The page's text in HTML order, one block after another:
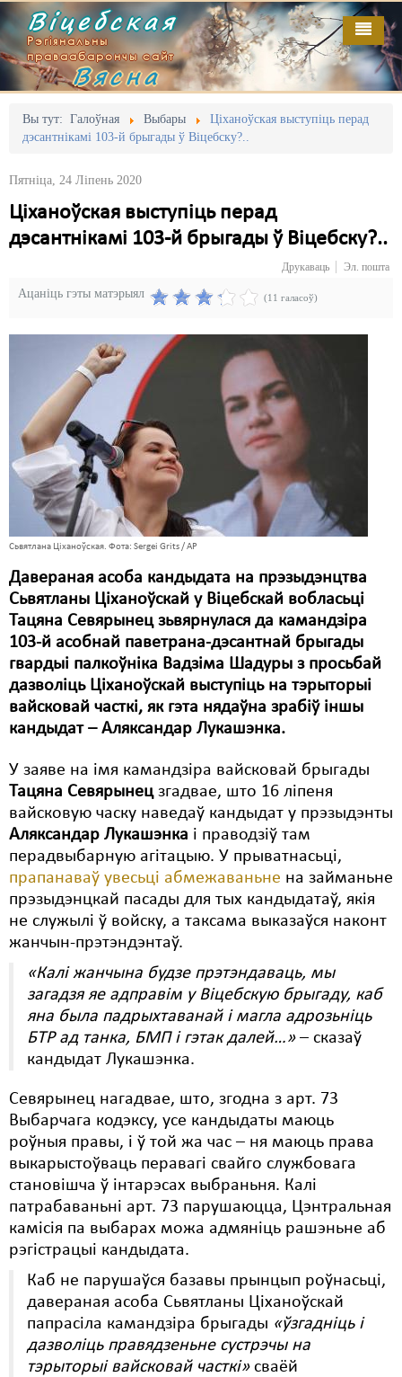
Віцебская
Рэгіянальны
праваабарончы сайт
Вясна
Вы тут: Галоўная Выбары
Ціханоўская выступіць перад
дэсантнікамі 103-й брыгады ў Віцебску?..
Пятніца, 24 Ліпень 2020
Ціханоўская выступіць перад
дэсантнікамі 103-й брыгады ў Віцебску?..
Друкаваць Эл. пошта
Ацаніць гэты матэрыял (11 галасоў)
Сьвятлана Ціханоўская. Фота: Sergei Grits / AP
Давераная асоба кандыдата на прэзыдэнцтва
Сьвятланы Ціханоўскай у Віцебскай вобласьці
Тацяна Севярынец зьвярнулася да камандзіра
103-й асобнай паветрана-дэсантнай брыгады
гвардыі палкоўніка Вадзіма Шадуры з просьбай
дазволіць Ціханоўскай выступіць на тэрыторыі
вайсковай часткі, як гэта нядаўна зрабіў іншы
кандыдат – Аляксандар Лукашэнка.
У заяве на імя камандзіра вайсковай брыгады
Тацяна Севярынецзгадвае, што 16 ліпеня
вайсковую часку наведаў кандыдат у прэзыдэнты
Аляксандар Лукашэнка і праводзіў там
перадвыбарную агітацыю. У прыватнасьці,
прапанаваў увесьці абмежаваньне на займаньне
прэзыдэнцкай пасады для тых кандыдатаў, якія
не служылі ў войску, а таксама выказаўся наконт
жанчын-прэтэндэнтаў.
«Калі жанчына будзе прэтэндаваць, мы
загадзя яе адправім у Віцебскую брыгаду, каб
яна была падрыхтаванай і магла адрозьніць
БТР ад танка, БМП і гэтак далей…»– сказаў
кандыдат Лукашэнка.
Севярынец нагадвае, што, згодна з арт. 73
Выбарчага кодэксу, усе кандыдаты маюць
роўныя правы, і ў той жа час – ня маюць права
выкарыстоўваць перавагі свайго службовага
становішча ў інтарэсах выбраньня. Калі
патрабаваньні арт. 73 парушаюцца, Цэнтральная
камісія па выбарах можа адмяніць рашэньне аб
рэгістрацыі кандыдата.
Каб не парушаўся базавы прынцып роўнасьці,
давераная асоба Сьвятланы Ціханоўскай
папрасіла камандзіра брыгады «ўзгадніць і
дазволіць правядзеньне сустрэчы на
тэрыторыі вайсковай часткі»сваёй
Галоўная
Адміністрацыйны перасьлед
Безбар'ернае асяродзьдзе
Выбары
Дзяржава
Дыскрымінацыя
Затрыманьні
Карная псыхіятрыя
КПЧ ААН
Культурныя правы
ЛПП
Мігранты
Мірныя сходы
Палітвязьні
Праваабаронцы
Правы дзіцяці
Пэнітэнцыярная сыстэма
Распальваньне варожасьці
Рознае
Свабода слова
Свабода сумленьня
Суд
Сьмяротнае пакараньне
Экалёгія
Правы працоўных
Сацыяльныя правы
Выданьні
Кантакт
Пра нас